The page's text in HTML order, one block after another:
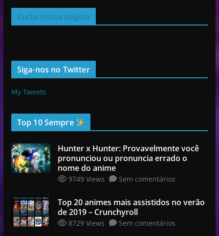
Curta nossa página
Siga-nos no Twitter
My Tweets
Top 10 Sempre
Hunter x Hunter: Provavelmente você
pronunciou ou pronuncia errado o
nome do anime
9749 Views Sem comentários
Top 20 animes mais assistidos no verão
de 2019 – Crunchyroll
8729 Views Sem comentários